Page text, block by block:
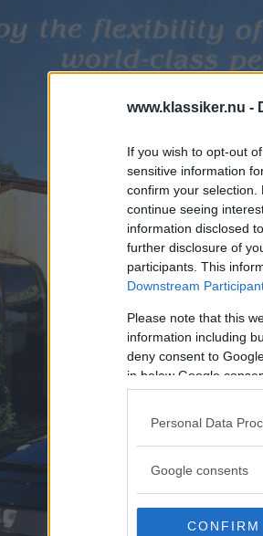
www.klassiker.nu -
If you wish to opt-out
sensitive information
confirm your
continue seeing
information disclosed
further disclosure of
participants. This
Downstream
Please note that this
information including
deny consent to
in below Google
Personal Data
Google consents
CONFIRM